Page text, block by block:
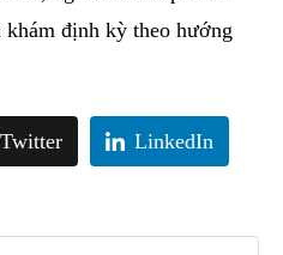
khám định kỳ theo hướng
Twitter LinkedIn